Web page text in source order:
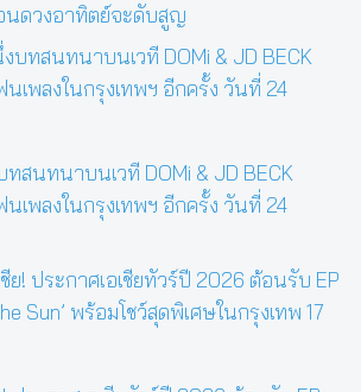
นดวงอาทิตย์จะดับสูญ
สนทนาบนเวที DOMi & JD BECK
เพลงในกรุงเทพฯ อีกครั้ง วันที่ 24